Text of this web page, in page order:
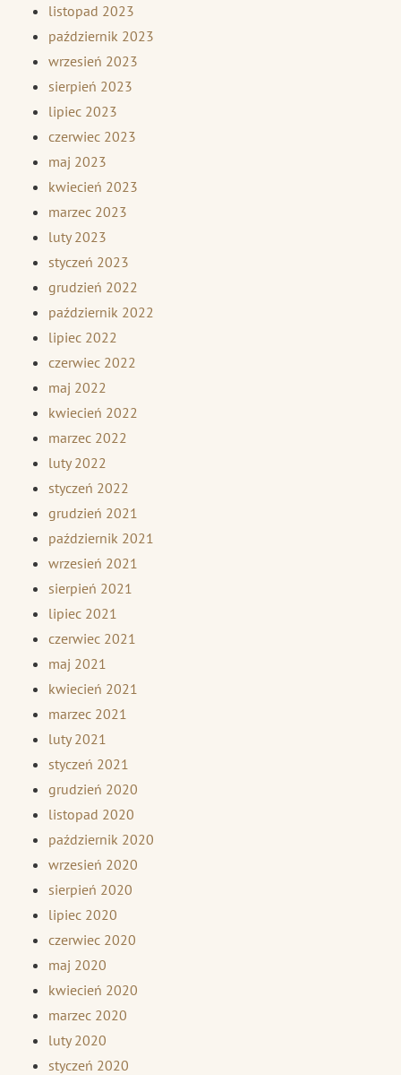
listopad 2023
październik 2023
wrzesień 2023
sierpień 2023
lipiec 2023
czerwiec 2023
maj 2023
kwiecień 2023
marzec 2023
luty 2023
styczeń 2023
grudzień 2022
październik 2022
lipiec 2022
czerwiec 2022
maj 2022
kwiecień 2022
marzec 2022
luty 2022
styczeń 2022
grudzień 2021
październik 2021
wrzesień 2021
sierpień 2021
lipiec 2021
czerwiec 2021
maj 2021
kwiecień 2021
marzec 2021
luty 2021
styczeń 2021
grudzień 2020
listopad 2020
październik 2020
wrzesień 2020
sierpień 2020
lipiec 2020
czerwiec 2020
maj 2020
kwiecień 2020
marzec 2020
luty 2020
styczeń 2020